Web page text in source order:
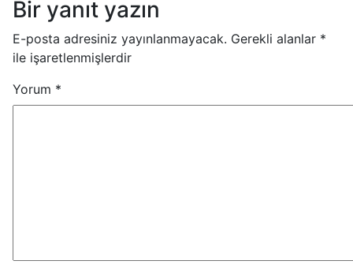
Bir yanıt yazın
E-posta adresiniz yayınlanmayacak. Gerekli alanlar *
ile işaretlenmişlerdir
Yorum *